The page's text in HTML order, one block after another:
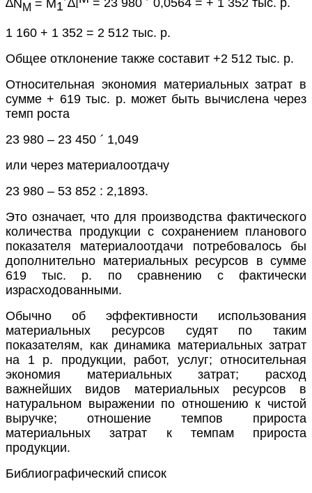
∆N М = М 1´∆ = 23 980 ´ 0,0564 = + 1 352 тыс. р.
1 160 + 1 352 = 2 512 тыс. р.
Общее отклонение также составит +2 512 тыс. р.
Относительная экономия материальных затрат в
сумме + 619 тыс. р. может быть вычислена через
темп роста
23 980 – 23 450 ´ 1,049
или через материалоотдачу
23 980 – 53 852 : 2,1893.
Это означает, что для производства фактического
количества продукции с сохранением планового
показателя материалоотдачи потребовалось бы
дополнительно материальных ресурсов в сумме
619 тыс. р. по сравнению с фактически
израсходованными.
Обычно об эффективности использования
материальных ресурсов судят по таким
показателям, как динамика материальных затрат
на 1 р. продукции, работ, услуг; относительная
экономия материальных затрат; расход
важнейших видов материальных ресурсов в
натуральном выражении по отношению к чистой
выручке; отношение темпов прироста
материальных затрат к темпам прироста
продукции.
Библиографический список